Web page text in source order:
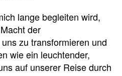
lange begleiten wird,
der
zu transformieren und
wie ein leuchtender,
auf unserer Reise durch